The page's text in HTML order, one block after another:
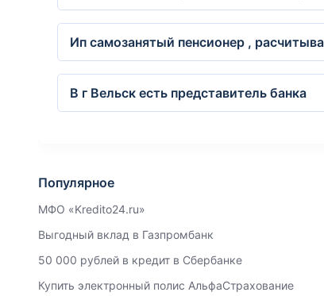
Ип самозанятый пенсионер ,
В г Вельск есть представитель банка
Популярное
МФО «Kredito24.ru»
Выгодный вклад в Газпромбанк
50 000 рублей в кредит в Сбербанке
Купить электронный полис АльфаСтрахование